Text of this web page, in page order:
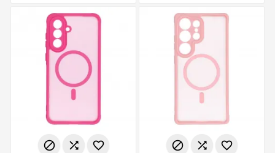
     